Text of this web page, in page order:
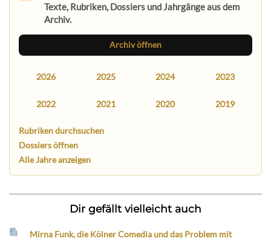
Texte, Rubriken, Dossiers und Jahrgänge aus dem
Archiv.
Archiv öffnen
2026 2025 2024 2023
2022 2021 2020 2019
Rubriken durchsuchen
Dossiers öffnen
Alle Jahre anzeigen
Dir gefällt vielleicht auch
Mirna Funk, die Kölner Comedia und das Problem mit